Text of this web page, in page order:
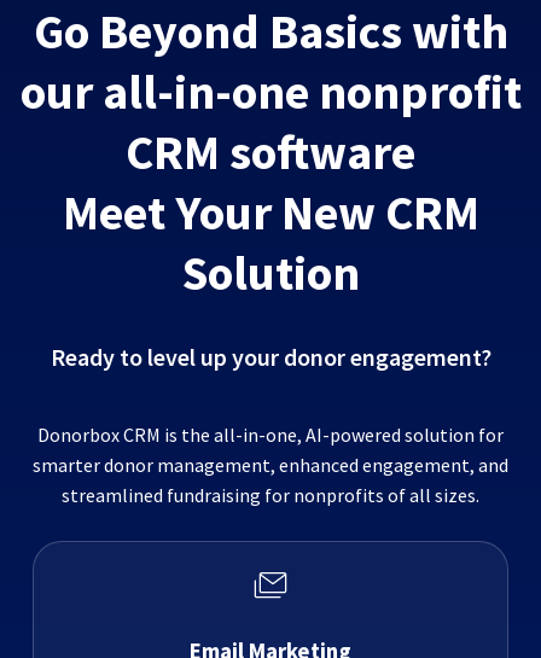
Go Beyond Basics with
our all-in-one nonprofit
CRM software
Meet Your New CRM
Solution
Ready to level up your donor engagement?
Donorbox CRM is the all-in-one, AI-powered solution for
smarter donor management, enhanced engagement, and
streamlined fundraising for nonprofits of all sizes.
Email Marketing